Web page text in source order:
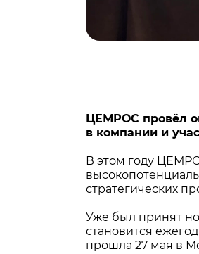
ЦЕМРОС провёл
в компании и
В этом году
стратегических
Уже был принят
становится
прошла 27 мая в